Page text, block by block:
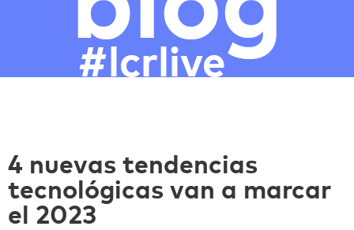
4 nuevas tendencias
tecnológicas van a marcar
el 2023